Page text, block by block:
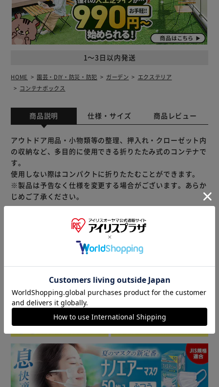
1～3日以内発送
HOME 園芸・DIY・防災・防犯 ガーデン
エクステリア
コンテナボックス
商品説明 仕様・サイズ 商品レビュー
アウトドア用品・小物類等の整理、押入れ・クローゼット内
の収納など、多目的に使用できる折りたたみ式のコンテナで
す。
使用しない際はコンパクトに折りたたむことができます。
※製品は予告なく仕様を変更する場合がございます。あらか
じめご了承ください。
▼ 食品・飲料おすすめ ▼